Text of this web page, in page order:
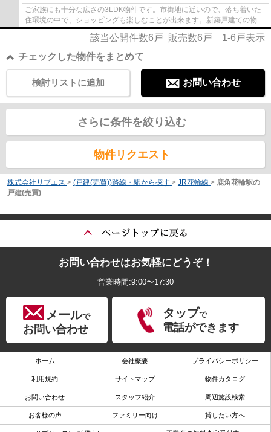
ご家族にも十分な広さの3LDK物件です。市街地に近いので、落ち着いた
住環境の中で、ショッピングも楽しむことが出来ます。新築戸建ての物件
は清潔感もあり、快適な生活が可能です。3口...
該当公開件数6 戸 販売数6 戸 1-6 戸表示
チェックした物件をまとめて
お問い合わせ
検討リストに追加
さらに条件を絞り込む
物件リクエスト
株式会社リブエス > (戸建(売買))路線・駅から探す > JR花輪線 > 鹿角花輪駅の
戸建(売買)
お問い合わせはお気軽にどうぞ！
営業時間:9:00〜17:30
メールで
お問い合わせ
タップで
電話ができます
ホーム 会社概要 プライバシーポリシー
利用規約 サイトマップ 物件カタログ
お問い合わせ スタッフ紹介 周辺施設検索
お客様の声 ファミリー向け 貸したい方へ